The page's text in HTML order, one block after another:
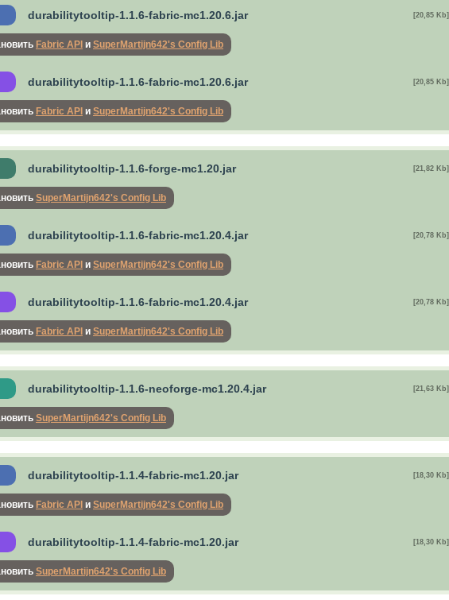
durabilitytooltip-1.1.6-fabric-mc1.20.6.jar [20,85 Kb]
Fabric API и SuperMartijn642's Config Lib
durabilitytooltip-1.1.6-fabric-mc1.20.6.jar [20,85 Kb]
Fabric API и SuperMartijn642's Config Lib
durabilitytooltip-1.1.6-forge-mc1.20.jar [21,82 Kb]
SuperMartijn642's Config Lib
durabilitytooltip-1.1.6-fabric-mc1.20.4.jar [20,78 Kb]
Fabric API и SuperMartijn642's Config Lib
durabilitytooltip-1.1.6-fabric-mc1.20.4.jar [20,78 Kb]
Fabric API и SuperMartijn642's Config Lib
durabilitytooltip-1.1.6-neoforge-mc1.20.4.jar [21,63 Kb]
SuperMartijn642's Config Lib
durabilitytooltip-1.1.4-fabric-mc1.20.jar [18,30 Kb]
Fabric API и SuperMartijn642's Config Lib
durabilitytooltip-1.1.4-fabric-mc1.20.jar [18,30 Kb]
SuperMartijn642's Config Lib